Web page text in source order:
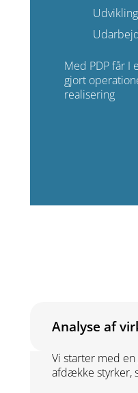
Med PDP får I
gjort
realisering
Analyse af
Vi starter med
afdække styrker,